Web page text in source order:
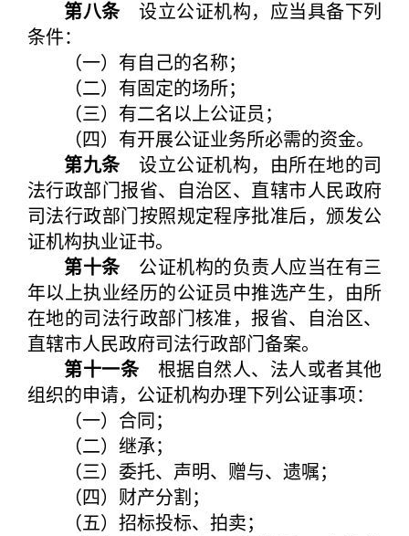
第八条设立公证机构，应当具备下列
条件：
（一）有自己的名称；
（二）有固定的场所；
（三）有二名以上公证员；
（四）有开展公证业务所必需的资金。
第九条设立公证机构，由所在地的司
法行政部门报省、自治区、直辖市人民政府
司法行政部门按照规定程序批准后，颁发公
证机构执业证书。
第十条公证机构的负责人应当在有三
年以上执业经历的公证员中推选产生，由所
在地的司法行政部门核准，报省、自治区、
直辖市人民政府司法行政部门备案。
第十一条根据自然人、法人或者其他
组织的申请，公证机构办理下列公证事项：
（一）合同；
（二）继承；
（三）委托、声明、赠与、遗嘱；
（四）财产分割；
（五）招标投标、拍卖；